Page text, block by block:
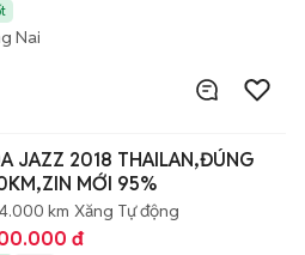
Nai
JAZZ 2018 THAILAN,ĐÚNG
MỚI 95%
km Xăng Tự động
đ